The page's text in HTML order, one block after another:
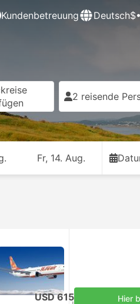
Kundenbetreuung Deutsch
2 reisende
Fr, 14. Aug.
USD 615 Hier